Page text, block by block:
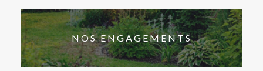
NOS ENGAGEMENTS